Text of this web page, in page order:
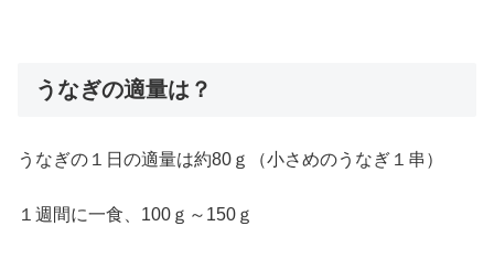
うなぎの適量は？
うなぎの１日の適量は約80ｇ（小さめのうなぎ１串）
１週間に一食、100ｇ～150ｇ